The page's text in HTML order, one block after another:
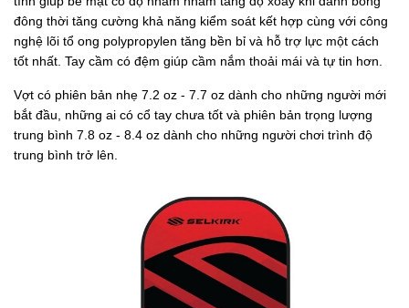
đông thời tăng cường khả năng kiểm soát kết hợp cùng với công
nghệ lõi tổ ong polypropylen tăng bền bỉ và hỗ trợ lực một cách
tốt nhất. Tay cầm có đệm giúp cầm nắm thoải mái và tự tin hơn.
Vợt có phiên bản nhẹ 7.2 oz - 7.7 oz dành cho những người mới
bắt đầu, những ai có cổ tay chưa tốt và phiên bản trọng lượng
trung bình 7.8 oz - 8.4 oz dành cho những người chơi trình độ
trung bình trở lên.